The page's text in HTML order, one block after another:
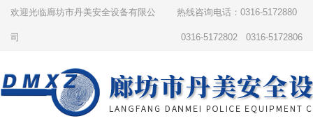
欢迎光临廊坊市丹美安全设备有限公
司
热线咨询电话：0316-5172880
0316-5172802 0316-5172806